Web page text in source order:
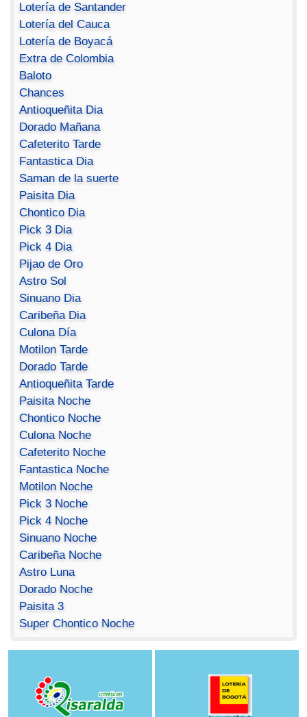
Lotería de Santander
Lotería del Cauca
Lotería de Boyacá
Extra de Colombia
Baloto
Chances
Antioqueñita Dia
Dorado Mañana
Cafeterito Tarde
Fantastica Dia
Saman de la suerte
Paisita Dia
Chontico Dia
Pick 3 Dia
Pick 4 Dia
Pijao de Oro
Astro Sol
Sinuano Dia
Caribeña Dia
Culona Día
Motilon Tarde
Dorado Tarde
Antioqueñita Tarde
Paisita Noche
Chontico Noche
Culona Noche
Cafeterito Noche
Fantastica Noche
Motilon Noche
Pick 3 Noche
Pick 4 Noche
Sinuano Noche
Caribeña Noche
Astro Luna
Dorado Noche
Paisita 3
Super Chontico Noche